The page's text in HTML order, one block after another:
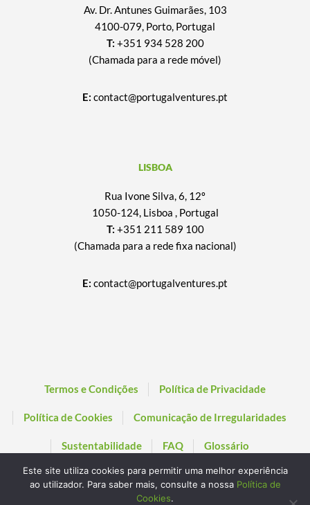
Av. Dr. Antunes Guimarães, 103
4100-079, Porto, Portugal
T: +351 934 528 200
(Chamada para a rede móvel)
E: contact@portugalventures.pt
LISBOA
Rua Ivone Silva, 6, 12º
1050-124, Lisboa , Portugal
T: +351 211 589 100
(Chamada para a rede fixa nacional)
E: contact@portugalventures.pt
Termos e Condições Política de Privacidade
Política de Cookies Comunicação de Irregularidades
Sustentabilidade FAQ Glossário
Este site utiliza cookies para permitir uma melhor experiência
ao utilizador. Para saber mais, consulte a nossa Política de
Cookies.